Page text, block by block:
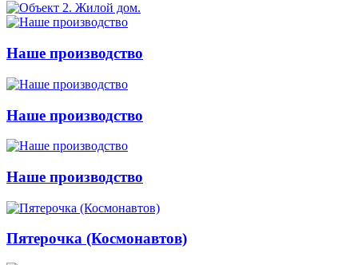
Наше производство
Наше производство
Наше производство
Пятерочка (Космонавтов)